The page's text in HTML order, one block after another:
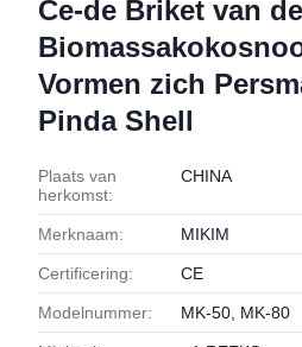
Ce-de Briket van de
Vormen zich
Pinda Shell
Plaats van
herkomst:
CHINA
Merknaam: MIKIM
Certificering: CE
Modelnummer: MK-50, MK-80